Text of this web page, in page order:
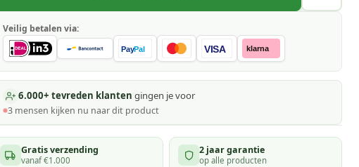
Veilig betalen via:
PayPal VISA klarna
6.000+ tevreden klanten gingen je voor
3 mensen kijken nu naar dit product
Gratis verzending
vanaf €1.000
2 jaar garantie
op alle producten